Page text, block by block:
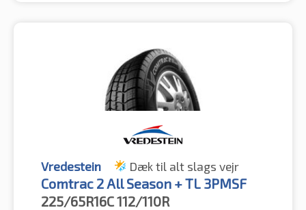
Vredestein Dæk til alt slags vejr
Comtrac 2 All Season + TL 3PMSF
225/65R16C112/110R